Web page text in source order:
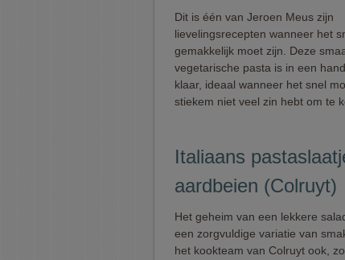
Dit is één van Jeroen Meus zijn
lievelingsrecepten wanneer het
gemakkelijk moet zijn. Deze
vegetarische pasta is in een
klaar, ideaal wanneer het snel
stiekem niet veel zin hebt om te
Italiaans
aardbeien (Colruyt)
Het geheim van een lekkere
een zorgvuldige variatie van
het kookteam van Colruyt ook,